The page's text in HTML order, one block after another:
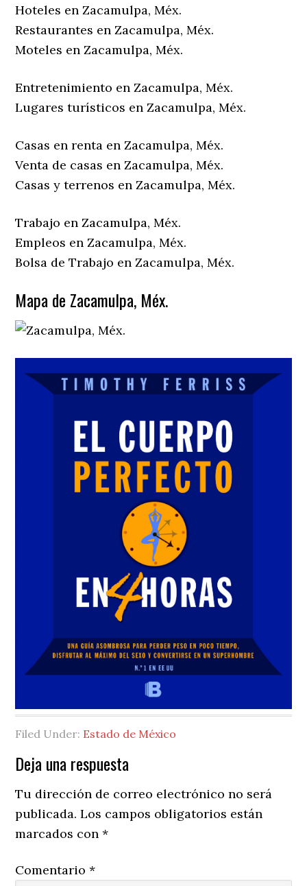
Hoteles en Zacamulpa, Méx.
Restaurantes en Zacamulpa, Méx.
Moteles en Zacamulpa, Méx.
Entretenimiento en Zacamulpa, Méx.
Lugares turísticos en Zacamulpa, Méx.
Casas en renta en Zacamulpa, Méx.
Venta de casas en Zacamulpa, Méx.
Casas y terrenos en Zacamulpa, Méx.
Trabajo en Zacamulpa, Méx.
Empleos en Zacamulpa, Méx.
Bolsa de Trabajo en Zacamulpa, Méx.
Mapa de Zacamulpa, Méx.
Filed Under: Estado de México
Reader
Interactions
Deja una respuesta
Tu dirección de correo electrónico no será
publicada. Los campos obligatorios están
marcados con*
Comentario*